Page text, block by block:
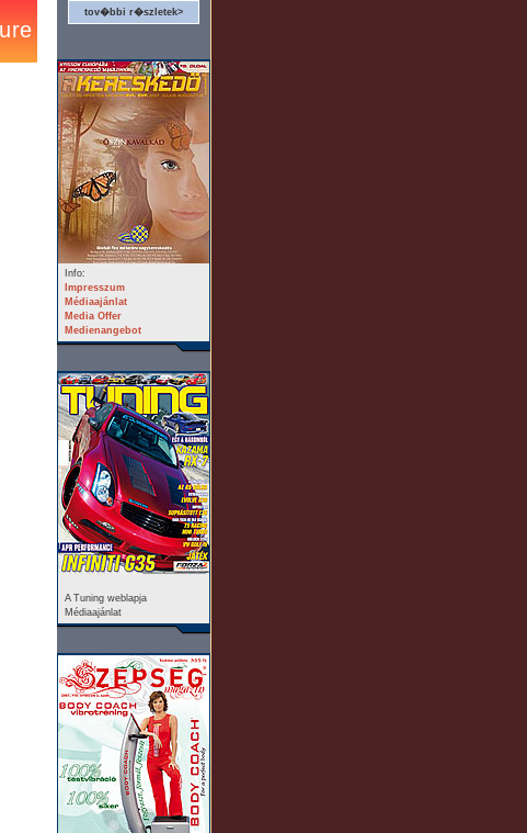
tov�bbi r�szletek>
Info:
Impresszum
Médiaajánlat
Media Offer
Medienangebot
A Tuning weblapja
Médiaajánlat